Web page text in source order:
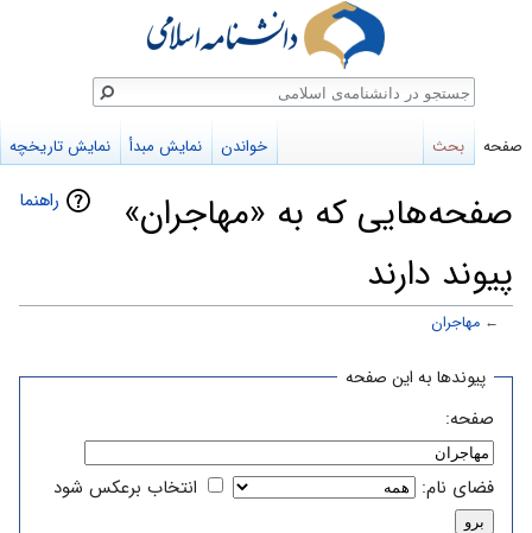
راهنما
صفحه‌هایی که به «مهاجران»
پیوند دارند
←مهاجران
ناوبری
جستجو
پیوندها به این صفحه
صفحه:
فضای نام: انتخاب برعکس شود
صفحه بحث خواندن نمایش مبدأ نمایش تاریخچه
جستجو